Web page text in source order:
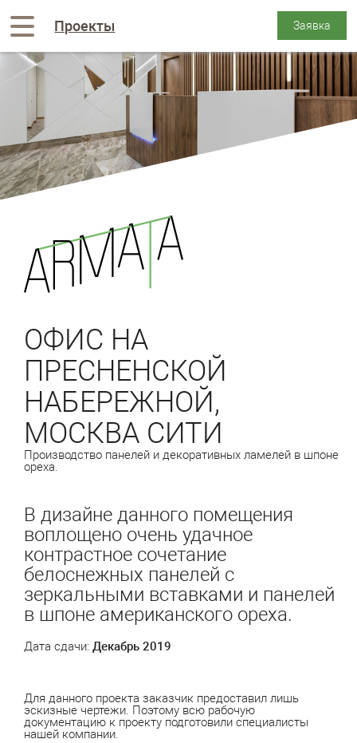
Проекты
ОФИС НА
ПРЕСНЕНСКОЙ
НАБЕРЕЖНОЙ,
МОСКВА СИТИ
Производство панелей и декоративных ламелей в шпоне
ореха.
В дизайне данного помещения
воплощено очень удачное
контрастное сочетание
белоснежных панелей с
зеркальными вставками и панелей
в шпоне американского ореха.
Дата сдачи: Декабрь 2019
Для данного проекта заказчик предоставил лишь
эскизные чертежи. Поэтому всю рабочую
документацию к проекту подготовили специалисты
нашей компании.